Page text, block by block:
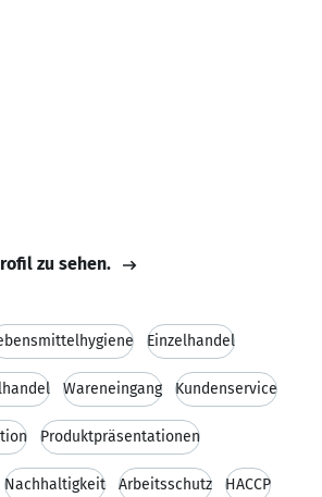
zu sehen.
Einzelhandel
Wareneingang Kundenservice
Produktpräsentationen
Nachhaltigkeit Arbeitsschutz HACCP